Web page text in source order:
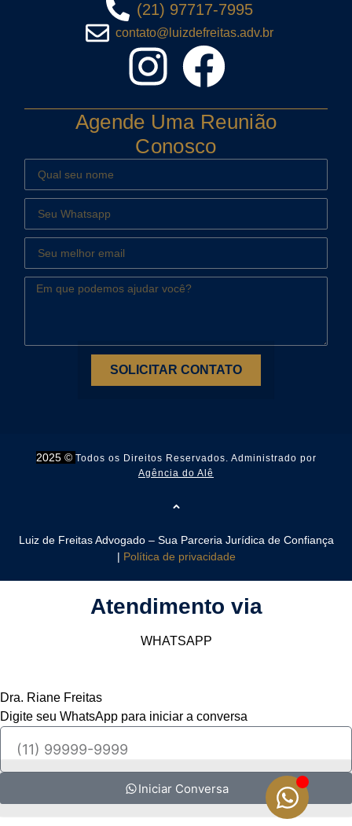
(21) 97717-7995
contato@luizdefreitas.adv.br
Agende Uma Reunião
Conosco
SOLICITAR CONTATO
2025 © Todos os Direitos Reservados. Administrado por
Agência do Alê
Luiz de Freitas Advogado – Sua Parceria Jurídica de Confiança
| Política de privacidade
Atendimento via
WHATSAPP
Dra. Riane Freitas
Digite seu WhatsApp para iniciar a conversa
Iniciar Conversa